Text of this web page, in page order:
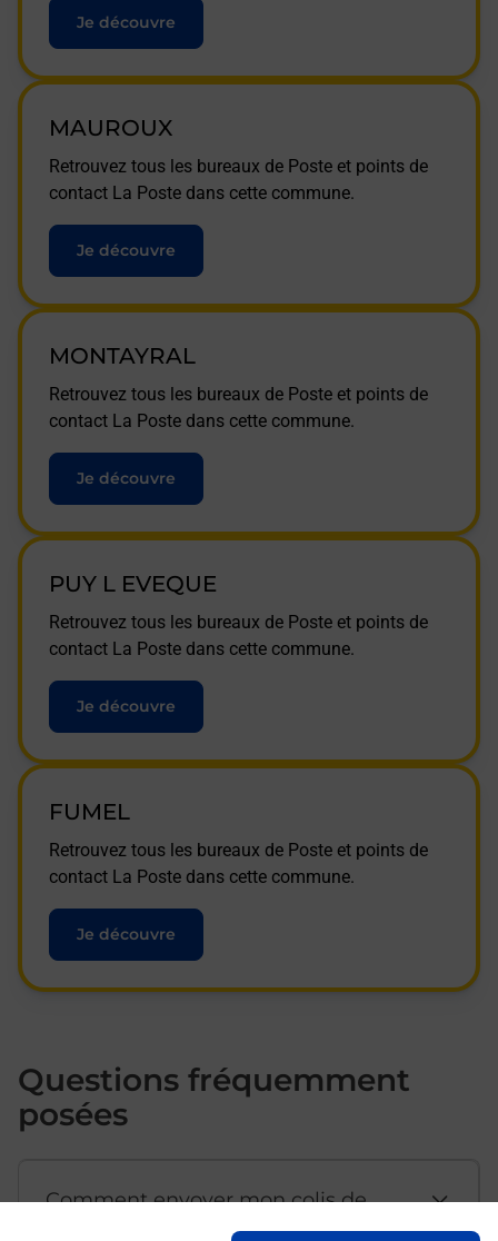
Je découvre
MAUROUX
Retrouvez tous les bureaux de Poste et points de
contact La Poste dans cette commune.
Je découvre
MONTAYRAL
Retrouvez tous les bureaux de Poste et points de
contact La Poste dans cette commune.
Je découvre
PUY L EVEQUE
Retrouvez tous les bureaux de Poste et points de
contact La Poste dans cette commune.
Je découvre
FUMEL
Retrouvez tous les bureaux de Poste et points de
contact La Poste dans cette commune.
Je découvre
Questions fréquemment
posées
Comment envoyer mon colis de